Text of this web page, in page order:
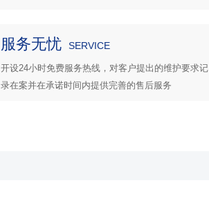
服务无忧 SERVICE
开设24小时免费服务热线，对客户提出的维护要求记
录在案并在承诺时间内提供完善的售后服务